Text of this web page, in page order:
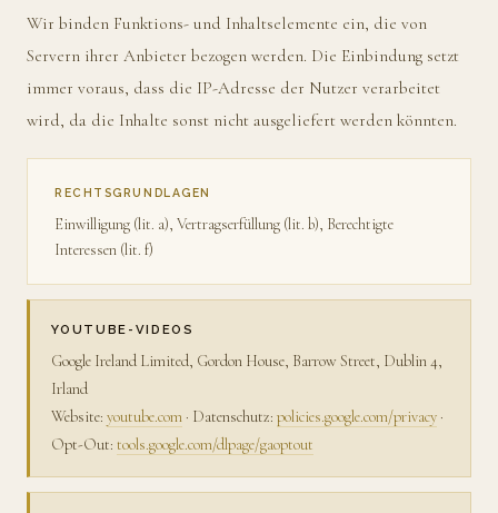
Wir binden Funktions- und Inhaltselemente ein, die von
Servern ihrer Anbieter bezogen werden. Die Einbindung setzt
immer voraus, dass die IP-Adresse der Nutzer verarbeitet
wird, da die Inhalte sonst nicht ausgeliefert werden könnten.
RECHTSGRUNDLAGEN
Einwilligung (lit. a), Vertragserfüllung (lit. b), Berechtigte
Interessen (lit. f)
YOUTUBE-VIDEOS
Google Ireland Limited, Gordon House, Barrow Street, Dublin 4,
Irland
Website:youtube.com · Datenschutz:policies.google.com/privacy ·
Opt-Out:tools.google.com/dlpage/gaoptout